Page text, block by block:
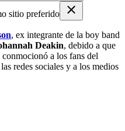
sitio preferido
, ex integrante de la boy band
Deakin, debido a que
a los fans del
redes sociales y a los medios